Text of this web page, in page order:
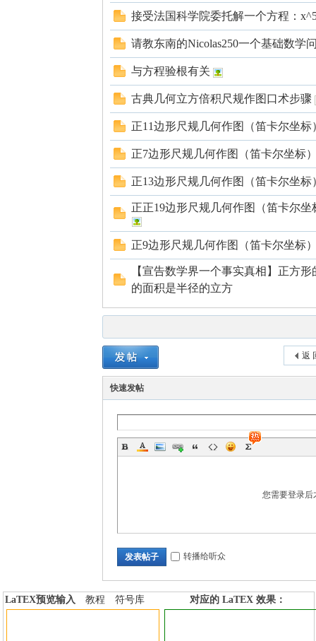
接受法国科学院委托解一个方程：
请教东南的Nicolas250一个基础数学
与方程验根有关
古典几何立方倍积尺规作图口术步骤
正11边形尺规几何作图（笛卡尔坐
正7边形尺规几何作图（笛卡尔坐标
正13边形尺规几何作图（笛卡尔坐
正正19边形尺规几何作图（笛卡尔
正9边形尺规几何作图（笛卡尔坐标
【宣告数学界一个事实真相】正方
的面积是半径的立方
返
快速发帖
您需要登录
发表帖子 转播给听众
LaTEX预览输入 教程
符号库
对应的 LaTEX 效果：